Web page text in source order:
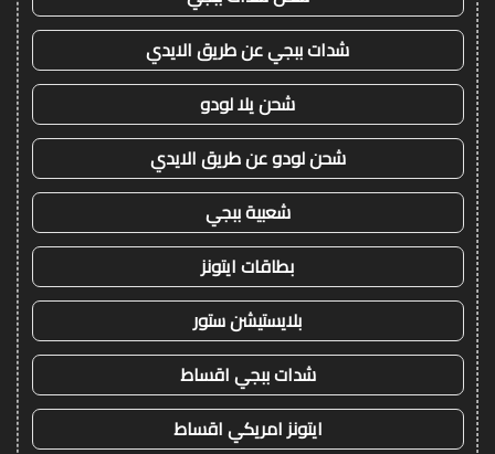
شدات ببجي عن طريق الايدي
شحن يلا لودو
شحن لودو عن طريق الايدي
شعبية ببجي
بطاقات ايتونز
بلايستيشن ستور
شدات ببجي اقساط
ايتونز امريكي اقساط